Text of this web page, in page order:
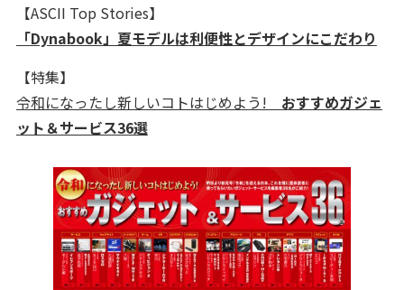
【ASCII Top Stories】
「Dynabook」夏モデルは利便性とデザインにこだわり
【特集】
令和になったし新しいコトはじめよう! おすすめガジェ
ット＆サービス36選